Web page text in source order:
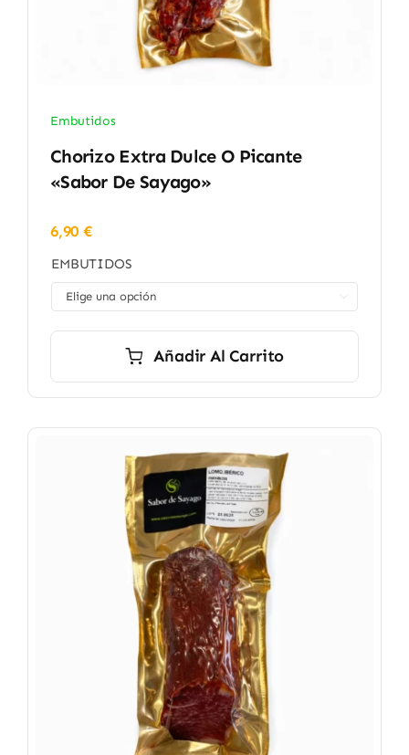
Embutidos
Chorizo Extra Dulce O Picante
«Sabor De Sayago»
6,90€
EMBUTIDOS
Añadir Al Carrito